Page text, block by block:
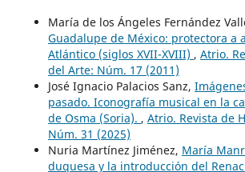
María de los Ángeles Fernández
Guadalupe de México: protectora a
Atlántico (siglos XVII-XVIII) , Atrio.
del Arte: Núm. 17 (2011)
José Ignacio Palacios Sanz,
pasado. Iconografía musical en la
de Osma (Soria). , Atrio. Revista de
Núm. 31 (2025)
Nuria Martínez Jiménez, María
duquesa y la introducción del